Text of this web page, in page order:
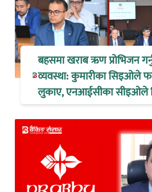
बहसमा खराब ऋण प्रोभिजन
व्यवस्था: कुमारीका सिइओले
लुकाए, एनआईसीका सीइओले